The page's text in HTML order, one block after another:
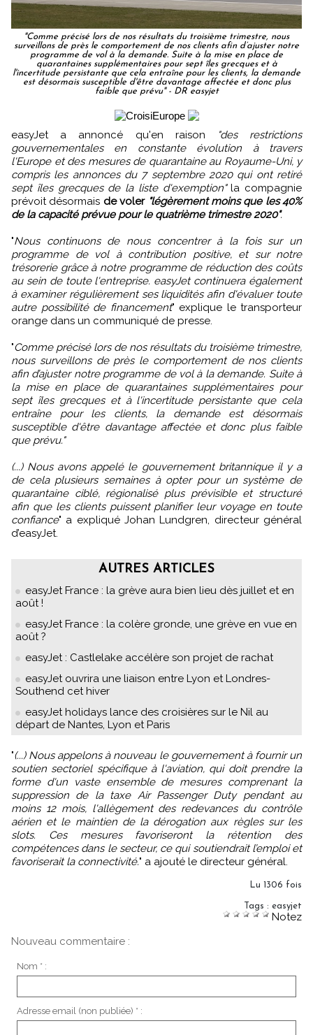
"Comme précisé lors de nos résultats du troisième trimestre, nous
surveillons de près le comportement de nos clients afin d’ajuster notre
programme de vol à la demande. Suite à la mise en place de
quarantaines supplémentaires pour sept îles grecques et à
l'incertitude persistante que cela entraîne pour les clients, la demande
est désormais susceptible d'être davantage affectée et donc plus
faible que prévu" - DR easyjet
easyJet a annoncé qu'en raison "des restrictions
gouvernementales en constante évolution à travers
l'Europe et des mesures de quarantaine au Royaume-Uni, y
compris les annonces du 7 septembre 2020 qui ont retiré
sept îles grecques de la liste d'exemption"la compagnie
prévoit désormais de voler "légèrement moins que les 40%
de la capacité prévue pour le quatrième trimestre 2020".
"Nous continuons de nous concentrer à la fois sur un
programme de vol à contribution positive, et sur notre
trésorerie grâce à notre programme de réduction des coûts
au sein de toute l'entreprise. easyJet continuera également
à examiner régulièrement ses liquidités afin d'évaluer toute
autre possibilité de financement" explique le transporteur
orange dans un communiqué de presse.
"Comme précisé lors de nos résultats du troisième trimestre,
nous surveillons de près le comportement de nos clients
afin d’ajuster notre programme de vol à la demande. Suite à
la mise en place de quarantaines supplémentaires pour
sept îles grecques et à l'incertitude persistante que cela
entraîne pour les clients, la demande est désormais
susceptible d'être davantage affectée et donc plus faible
que prévu."
(...) Nous avons appelé le gouvernement britannique il y a
de cela plusieurs semaines à opter pour un système de
quarantaine ciblé, régionalisé plus prévisible et structuré
afin que les clients puissent planifier leur voyage en toute
confiance" a expliqué Johan Lundgren, directeur général
d’easyJet.
AUTRES ARTICLES
easyJet France : la grève aura bien lieu dès juillet et en
août !
easyJet France : la colère gronde, une grève en vue en
août ?
easyJet : Castlelake accélère son projet de rachat
easyJet ouvrira une liaison entre Lyon et Londres-
Southend cet hiver
easyJet holidays lance des croisières sur le Nil au
départ de Nantes, Lyon et Paris
"(...) Nous appelons à nouveau le gouvernement à fournir un
soutien sectoriel spécifique à l'aviation, qui doit prendre la
forme d'un vaste ensemble de mesures comprenant la
suppression de la taxe Air Passenger Duty pendant au
moins 12 mois, l'allègement des redevances du contrôle
aérien et le maintien de la dérogation aux règles sur les
slots. Ces mesures favoriseront la rétention des
compétences dans le secteur, ce qui soutiendrait l’emploi et
favoriserait la connectivité." a ajouté le directeur général.
Lu 1306 fois
Tags : easyjet
Notez
Nouveau commentaire :
Nom * :
Adresse email (non publiée) * :